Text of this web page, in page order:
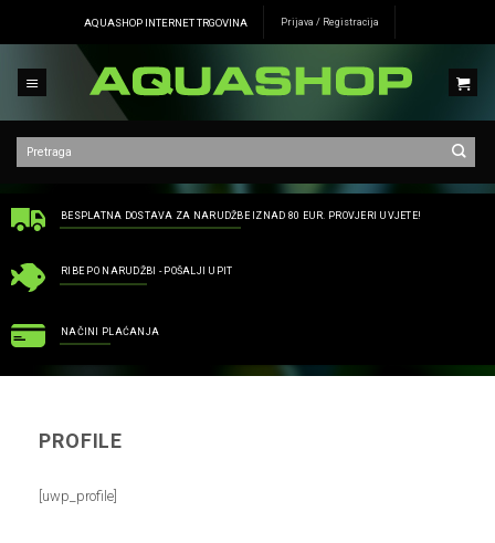
AQUASHOP INTERNET TRGOVINA Prijava / Registracija
BESPLATNA DOSTAVA ZA NARUDŽBE IZNAD 80 EUR. PROVJERI UVJETE!
RIBE PO NARUDŽBI - POŠALJI UPIT
NAČINI PLAĆANJA
PROFILE
[uwp_profile]